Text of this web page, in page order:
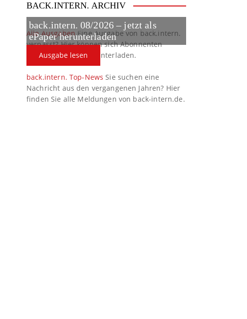
back.intern. 08/2026 – jetzt als
ePaper herunterladen
Ausgabe lesen
BACK.INTERN. ARCHIV
Alle AusgabenEine Ausgabe von back.intern.
verpasst? Hier können sich Abonnenten
ältere Ausgaben herunterladen.
back.intern. Top-News Sie suchen eine
Nachricht aus den vergangenen Jahren? Hier
finden Sie alle Meldungen von back-intern.de.